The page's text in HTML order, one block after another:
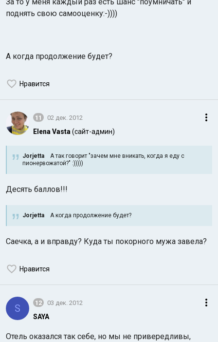
поднять свою самооценку:-))))
А когда продолжение будет?
Нравится
11 02 дек. 2012
Elena Vasta (сайт-админ)
Jorjetta А так говорит "зачем мне вникать, когда я еду с
пионервожатой?" :)))))
Десять баллов!!!
Jorjetta А когда продолжение будет?
Саечка, а и вправду? Куда ты покорного мужа завела?
Нравится
S 12 03 дек. 2012
SAYA
Отель оказался так себе, но мы не привередливы,